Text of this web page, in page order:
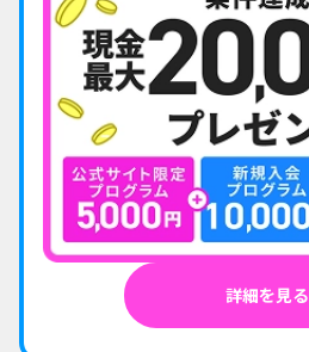
詳細を見る